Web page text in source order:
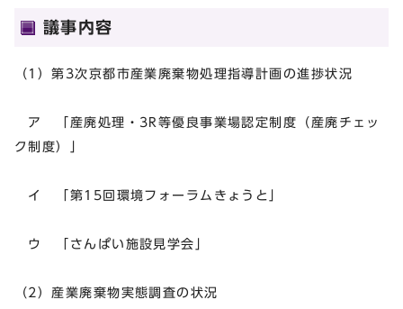
議事内容
（1）第3次京都市産業廃棄物処理指導計画の進捗状況
ア 「産廃処理・3R等優良事業場認定制度（産廃チェッ
ク制度）」
イ 「第15回環境フォーラムきょうと」
ウ 「さんぱい施設見学会」
（2）産業廃棄物実態調査の状況